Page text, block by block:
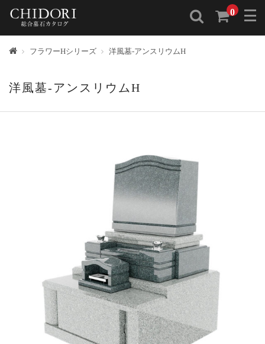
0
トップフラワーHシリーズ 洋風墓-アンスリウムH
洋風墓-アンスリウムH